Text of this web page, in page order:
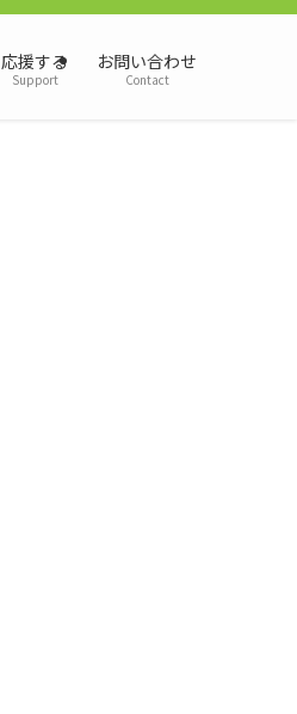
応援する
Support
お問い合わせ
Contact